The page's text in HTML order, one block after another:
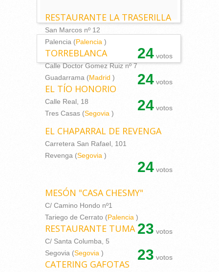
RESTAURANTE LA TRASERILLA
San Marcos nº 12
Palencia (Palencia )
24 votos
TORREBLANCA
Calle Doctor Gomez Ruiz nº 7
Guadarrama (Madrid ) 24 votos
EL TÍO HONORIO
Calle Real, 18
Tres Casas (Segovia ) 24 votos
EL CHAPARRAL DE REVENGA
Carretera San Rafael, 101
Revenga (Segovia )
24 votos
MESÓN "CASA CHESMY"
C/ Camino Hondo nº1
Tariego de Cerrato (Palencia )
23 votos
RESTAURANTE TUMA
C/ Santa Columba, 5
Segovia (Segovia ) 23 votos
CATERING GAFOTAS